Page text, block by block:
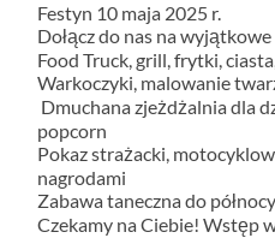
Festyn 10 maja 2025 r.
Dołącz do nas na
Food Truck, grill, frytki,
Warkoczyki, malowanie
Dmuchana zjeżdżalnia dla
popcorn
Pokaz strażacki,
nagrodami
Zabawa taneczna do
Czekamy na Ciebie! Wstęp